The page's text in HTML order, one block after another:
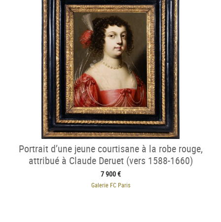
Portrait d’une jeune courtisane à la robe rouge,
attribué à Claude Deruet (vers 1588-1660)
7 900 €
Galerie FC Paris